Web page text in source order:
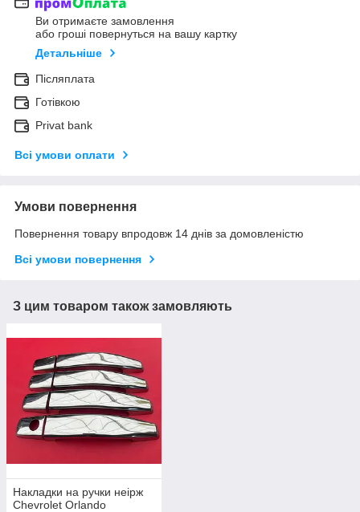
Ви отримаєте замовлення
або гроші повернуться на вашу картку
Детальніше
Післяплата
Готівкою
Privat bank
Всі умови оплати
Умови повернення
Повернення товару впродовж 14 днів за домовленістю
Всі умови повернення
З цим товаром також замовляють
Накладки на ручки неірж
Chevrolet Orlando